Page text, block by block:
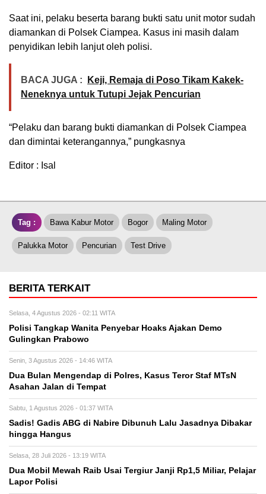
Saat ini, pelaku beserta barang bukti satu unit motor sudah
diamankan di Polsek Ciampea. Kasus ini masih dalam
penyidikan lebih lanjut oleh polisi.
BACA JUGA :
Keji, Remaja di Poso Tikam Kakek-
Neneknya untuk Tutupi Jejak Pencurian
“Pelaku dan barang bukti diamankan di Polsek Ciampea
dan dimintai keterangannya,” pungkasnya
Editor : Isal
Tag : Bawa Kabur Motor Bogor Maling Motor
Palukka Motor Pencurian Test Drive
BERITA TERKAIT
Selasa, 4 Agustus 2026 - 02:11 WITA
Polisi Tangkap Wanita Penyebar Hoaks Ajakan Demo
Gulingkan Prabowo
Senin, 3 Agustus 2026 - 14:46 WITA
Dua Bulan Mengendap di Polres, Kasus Teror Staf MTsN
Asahan Jalan di Tempat
Sabtu, 1 Agustus 2026 - 01:37 WITA
Sadis! Gadis ABG di Nabire Dibunuh Lalu Jasadnya Dibakar
hingga Hangus
Selasa, 28 Juli 2026 - 13:19 WITA
Dua Mobil Mewah Raib Usai Tergiur Janji Rp1,5 Miliar, Pelajar
Lapor Polisi